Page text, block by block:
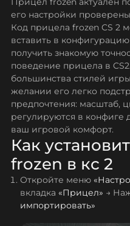
его настройки
Код прицела frozen CS 2
вставить в
получить знакомую
поведение прицела в
большинства стилей
желании его легко
предпочтения: масштаб,
регулируются в конфиге
ваш игровой комфорт.
Как
frozen в кс 2
Откройте меню
вкладка «Прицел» →
импортировать»